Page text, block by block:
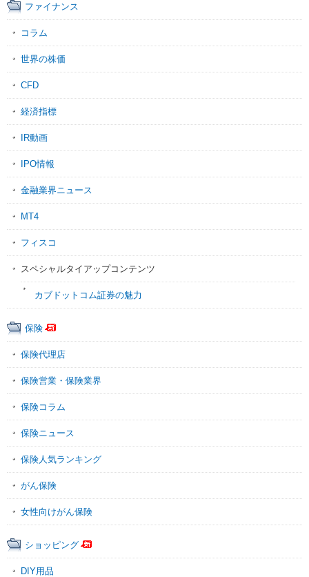
ファイナンス
コラム
世界の株価
CFD
経済指標
IR動画
IPO情報
金融業界ニュース
MT4
フィスコ
スペシャルタイアップコンテンツ
カブドットコム証券の魅力
保険
保険代理店
保険営業・保険業界
保険コラム
保険ニュース
保険人気ランキング
がん保険
女性向けがん保険
ショッピング
DIY用品